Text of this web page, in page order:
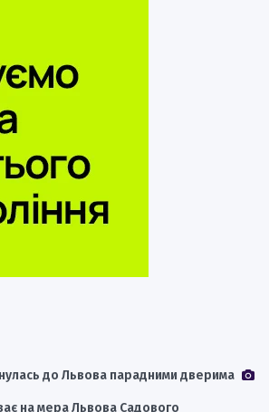
до Львова парадними дверима
на мера Львова Садового